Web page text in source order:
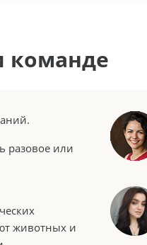
команде
разовое или
животных и